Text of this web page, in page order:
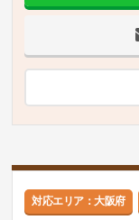
対応エリア：大阪府